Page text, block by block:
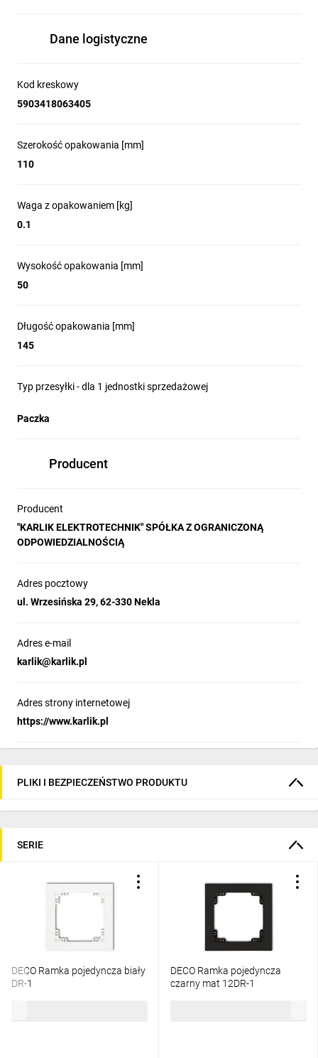
Dane logistyczne
Kod kreskowy
5903418063405
Szerokość opakowania [mm]
110
Waga z opakowaniem [kg]
0.1
Wysokość opakowania [mm]
50
Długość opakowania [mm]
145
Typ przesyłki - dla 1 jednostki sprzedażowej
Paczka
Producent
Producent
"KARLIK ELEKTROTECHNIK" SPÓŁKA Z OGRANICZONĄ
ODPOWIEDZIALNOŚCIĄ
Adres pocztowy
ul. Wrzesińska 29, 62-330 Nekla
Adres e-mail
karlik@karlik.pl
Adres strony internetowej
https://www.karlik.pl
PLIKI I BEZPIECZEŃSTWO PRODUKTU
SERIE
DECO Ramka pojedyncza biały
DR-1
DECO Ramka pojedyncza
czarny mat 12DR-1